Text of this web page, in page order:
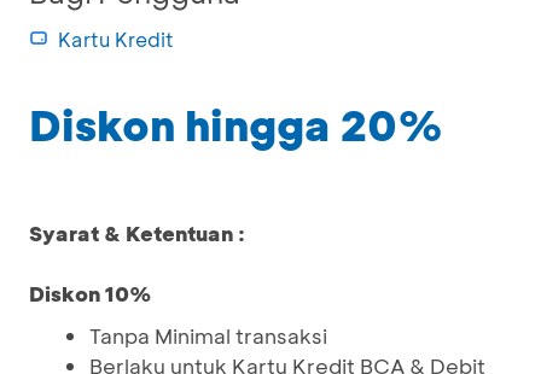
Kartu Kredit
Diskon hingga 20%
Syarat & Ketentuan :
Diskon 10%
Tanpa Minimal transaksi
Berlaku untuk Kartu Kredit BCA & Debit